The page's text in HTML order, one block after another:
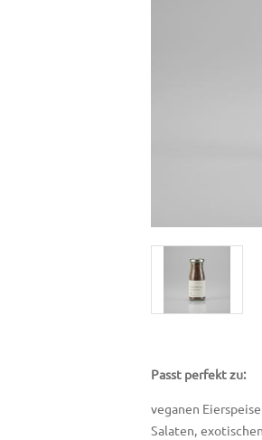
Passt perfekt zu:
veganen
Salaten,